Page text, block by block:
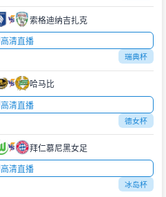
索格迪纳吉扎克
高清直播
瑞典杯
哈马比
高清直播
德女杯
拜仁慕尼黑女足
高清直播
冰岛杯